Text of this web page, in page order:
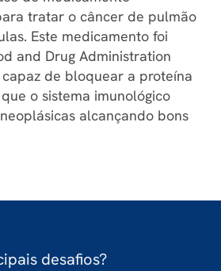
tratar o câncer de pulmão
Este medicamento foi
and Drug Administration
capaz de bloquear a proteína
o sistema imunológico
alcançando bons
desafios?